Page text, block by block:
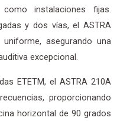
instalaciones fijas.
y dos vías, el ASTRA
asegurando una
excepcional.
ETETM, el ASTRA 210A
proporcionando
horizontal de 90 grados